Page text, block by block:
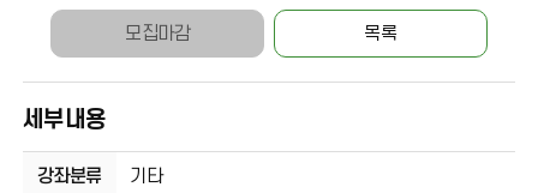
모집마감 목록
세부내용
강좌분류 기타